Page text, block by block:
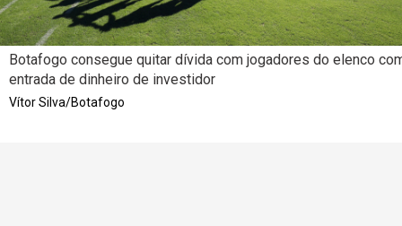
Botafogo consegue quitar dívida com jogadores do elenco
entrada de dinheiro de investidor
Vítor Silva/Botafogo